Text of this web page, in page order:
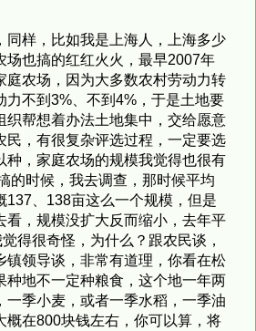
同样，比如我是上海人，上海多少
场也搞的红红火火，最早2007年
庭农场，因为大多数农村劳动力转
力不到3%、不到4%，于是土地要
织帮想着办法土地集中，交给愿意
民，有很复杂评选过程，一定要选
种，家庭农场的规模我觉得也很有
的时候，我去调查，那时候平均
137、138亩这么一个规模，但是
看，规模没扩大反而缩小，去年平
得很奇怪，为什么？跟农民谈，
镇领导谈，非常有道理，你看在松
种地不一定种粮食，这个地一年两
一季小麦，或者一季水稻，一季油
概在800块钱左右，你可以算，将